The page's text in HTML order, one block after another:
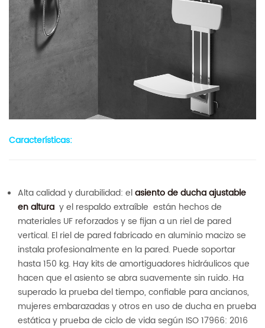
Características:
Alta calidad y durabilidad: elasiento de ducha ajustable
en altura y el respaldo extraíble están hechos de
materiales UF reforzados y se fijan a un riel de pared
vertical. El riel de pared fabricado en aluminio macizo se
instala profesionalmente en la pared. Puede soportar
hasta 150 kg. Hay kits de amortiguadores hidráulicos que
hacen que el asiento se abra suavemente sin ruido. Ha
superado la prueba del tiempo, confiable para ancianos,
mujeres embarazadas y otros en uso de ducha en prueba
estática y prueba de ciclo de vida según ISO 17966: 2016